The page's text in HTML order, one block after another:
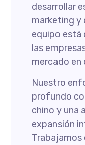
desarrollar
marketing y
equipo está
las
mercado
Nuestro
profundo
chino y una
expansión